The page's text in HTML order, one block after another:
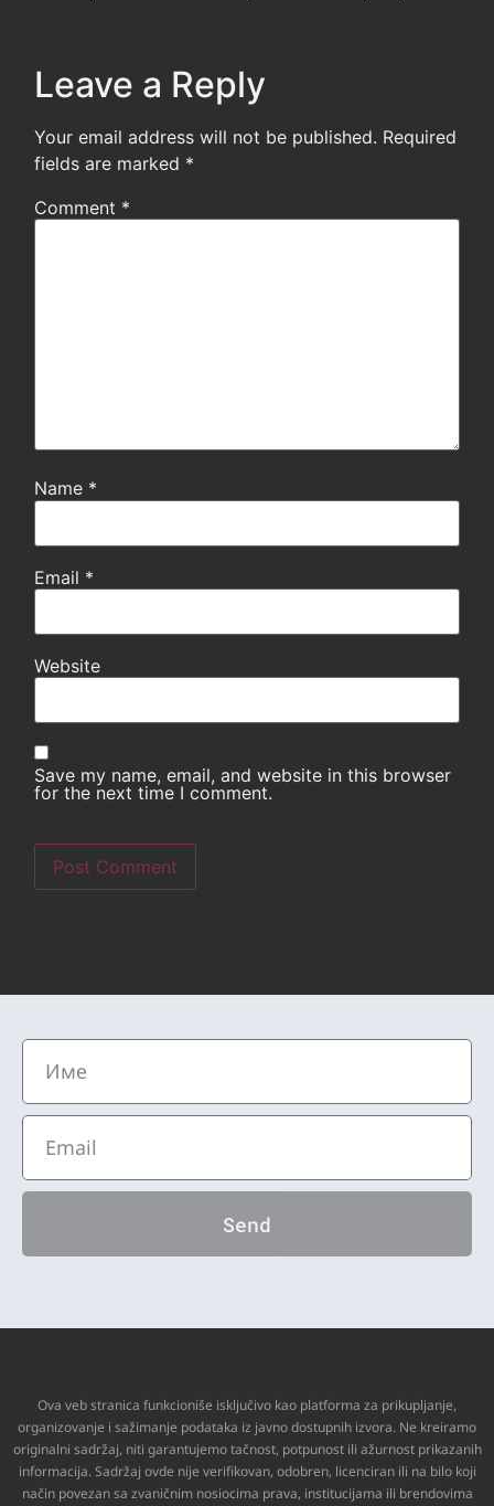
Leave a Reply
Your email address will not be published. Required
fields are marked *
Comment *
Name *
Email *
Website
Save my name, email, and website in this browser
for the next time I comment.
Send
Ova veb stranica funkcioniše isključivo kao platforma za prikupljanje,
organizovanje i sažimanje podataka iz javno dostupnih izvora. Ne kreiramo
originalni sadržaj, niti garantujemo tačnost, potpunost ili ažurnost prikazanih
informacija. Sadržaj ovde nije verifikovan, odobren, licenciran ili na bilo koji
način povezan sa zvaničnim nosiocima prava, institucijama ili brendovima